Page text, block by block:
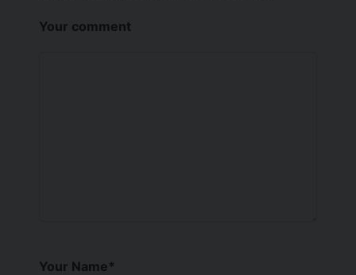
Your comment
Your Name*